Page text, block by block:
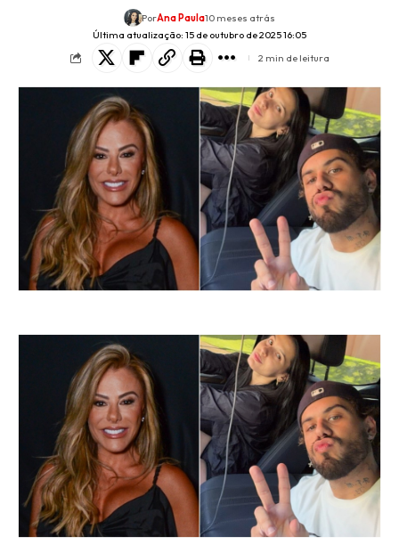
Última atualização: 15 de outubro de 2025 16:05
PorAna Paula10 meses atrás
2 min de leitura